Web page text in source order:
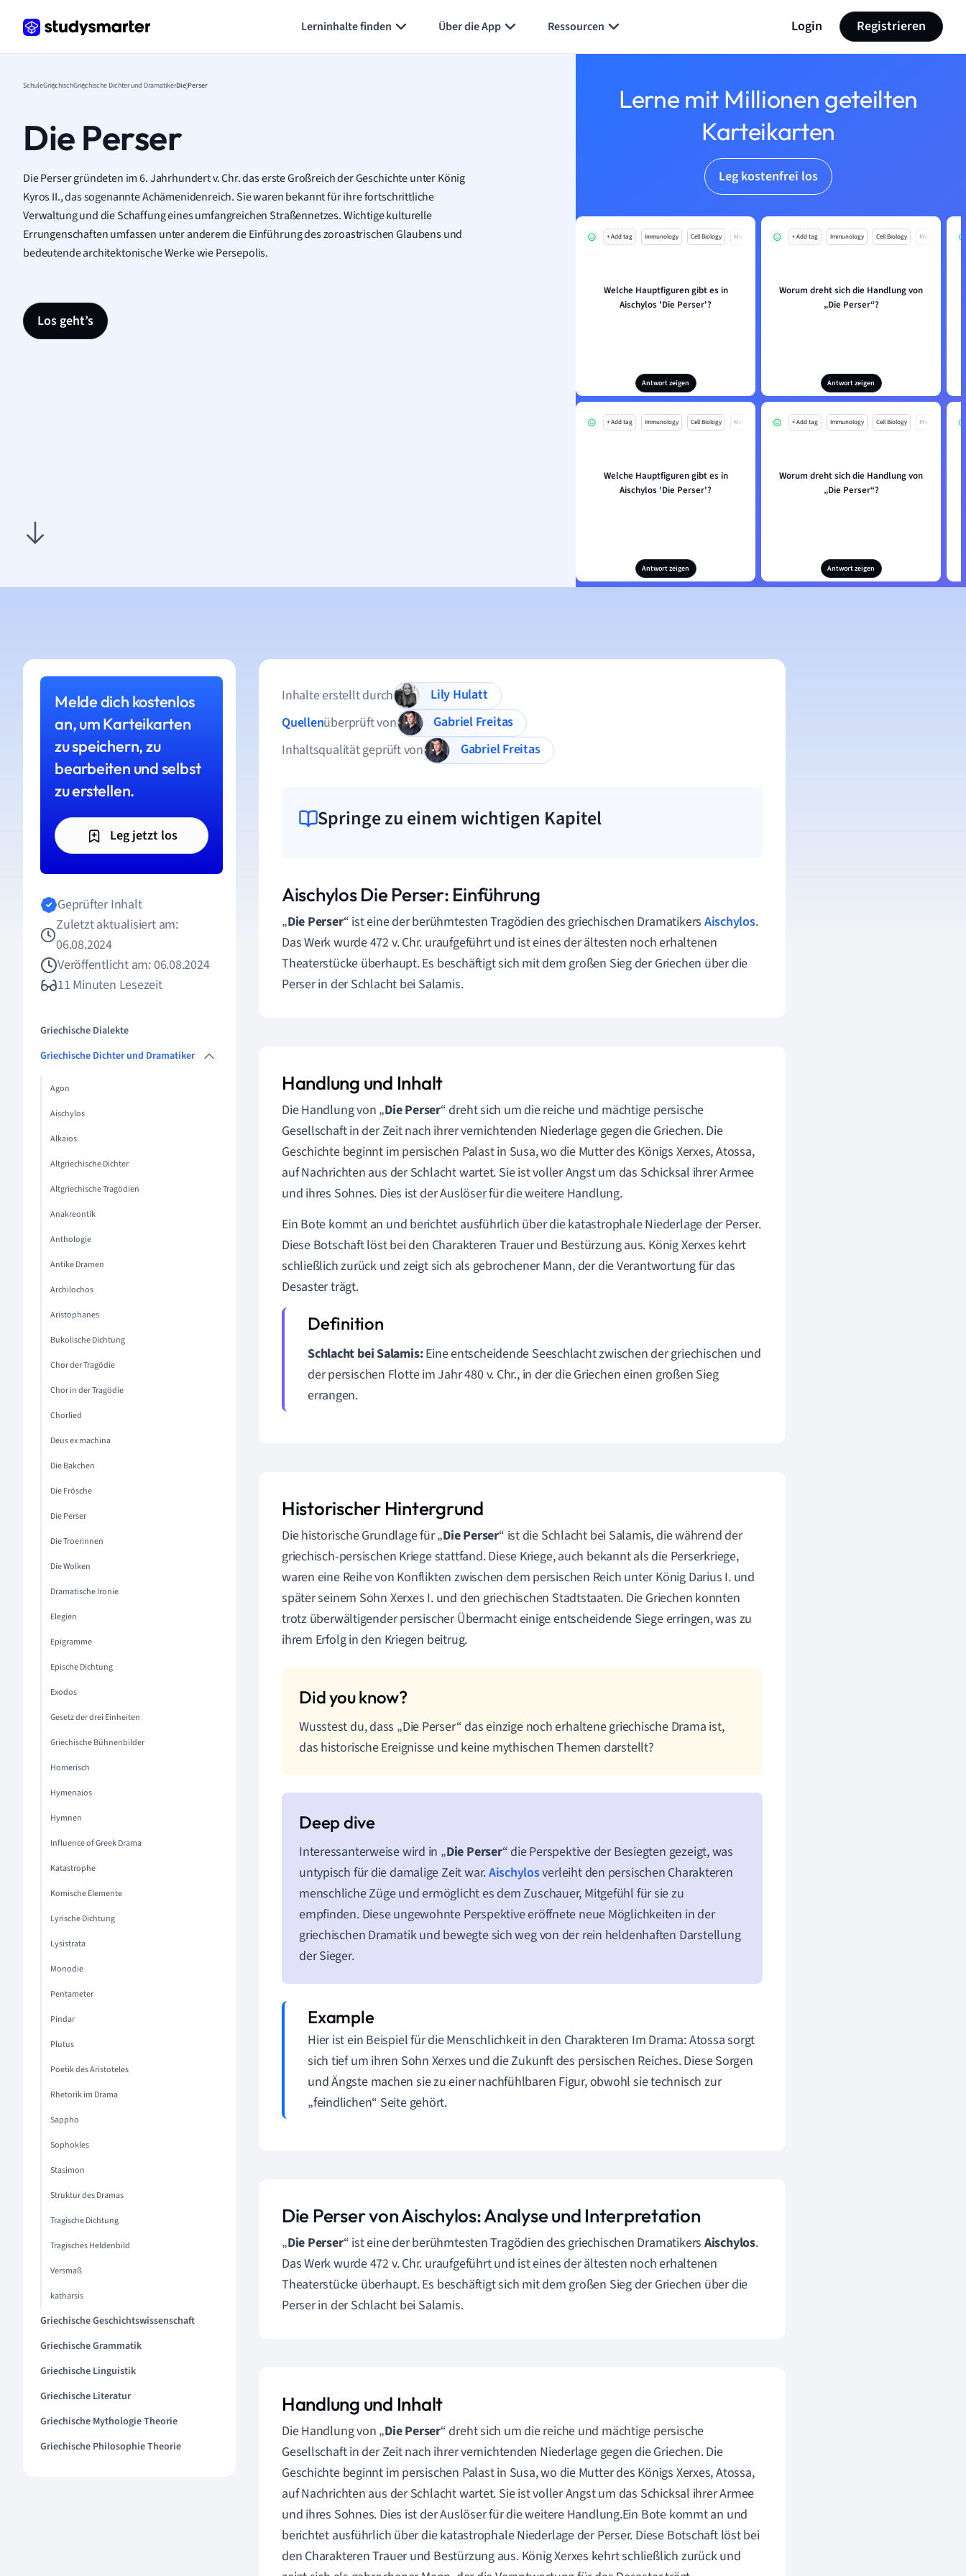
Lerninhalte finden Über die App Ressourcen Login Registrieren
SchuleGriechischGriechische Dichter und DramatikerDie Perser
Die Perser
Die Perser gründeten im 6. Jahrhundert v. Chr. das erste Großreich der Geschichte unter König
Kyros II., das sogenannte Achämenidenreich. Sie waren bekannt für ihre fortschrittliche
Verwaltung und die Schaffung eines umfangreichen Straßennetzes. Wichtige kulturelle
Errungenschaften umfassen unter anderem die Einführung des zoroastrischen Glaubens und
bedeutende architektonische Werke wie Persepolis.
Los geht’s
Lerne mit Millionen geteilten
Karteikarten
Leg kostenfrei los
+ Add tag Immunology Cell Biology Mo
Welche Hauptfiguren gibt es in
Aischylos 'Die Perser'?
Antwort zeigen
+ Add tag Immunology Cell Biology Mo
Worum dreht sich die Handlung von
„Die Perser“?
Antwort zeigen
+ Add tag Immunology Cell Biology Mo
Welche Hauptfiguren gibt es in
Aischylos 'Die Perser'?
Antwort zeigen
+ Add tag Immunology Cell Biology Mo
Worum dreht sich die Handlung von
„Die Perser“?
Antwort zeigen
Melde dich kostenlos
an, um Karteikarten
zu speichern, zu
bearbeiten und selbst
zu erstellen.
Leg jetzt los
Geprüfter Inhalt
Zuletzt aktualisiert am:
06.08.2024
Veröffentlicht am: 06.08.2024
11 Minuten Lesezeit
Griechische Dialekte
Griechische Dichter und Dramatiker
Agon
Aischylos
Alkaios
Altgriechische Dichter
Altgriechische Tragödien
Anakreontik
Anthologie
Antike Dramen
Archilochos
Aristophanes
Bukolische Dichtung
Chor der Tragödie
Chor in der Tragödie
Chorlied
Deus ex machina
Die Bakchen
Die Frösche
Die Perser
Die Troerinnen
Die Wolken
Dramatische Ironie
Elegien
Epigramme
Epische Dichtung
Exodos
Gesetz der drei Einheiten
Griechische Bühnenbilder
Homerisch
Hymenaios
Hymnen
Influence of Greek Drama
Katastrophe
Komische Elemente
Lyrische Dichtung
Lysistrata
Monodie
Pentameter
Pindar
Plutus
Poetik des Aristoteles
Rhetorik im Drama
Sappho
Sophokles
Stasimon
Struktur des Dramas
Tragische Dichtung
Tragisches Heldenbild
Versmaß
katharsis
Griechische Geschichtswissenschaft
Griechische Grammatik
Griechische Linguistik
Griechische Literatur
Griechische Mythologie Theorie
Griechische Philosophie Theorie
Inhalte erstellt durch
Lily Hulatt
Quellenüberprüft von
Gabriel Freitas
Inhaltsqualität geprüft von
Gabriel Freitas
Springe zu einem wichtigen Kapitel
Aischylos Die Perser: Einführung
„Die Perser“ ist eine der berühmtesten Tragödien des griechischen Dramatikers Aischylos.
Das Werk wurde 472 v. Chr. uraufgeführt und ist eines der ältesten noch erhaltenen
Theaterstücke überhaupt. Es beschäftigt sich mit dem großen Sieg der Griechen über die
Perser in der Schlacht bei Salamis.
Handlung und Inhalt
Die Handlung von „Die Perser“ dreht sich um die reiche und mächtige persische
Gesellschaft in der Zeit nach ihrer vernichtenden Niederlage gegen die Griechen. Die
Geschichte beginnt im persischen Palast in Susa, wo die Mutter des Königs Xerxes, Atossa,
auf Nachrichten aus der Schlacht wartet. Sie ist voller Angst um das Schicksal ihrer Armee
und ihres Sohnes. Dies ist der Auslöser für die weitere Handlung.
Ein Bote kommt an und berichtet ausführlich über die katastrophale Niederlage der Perser.
Diese Botschaft löst bei den Charakteren Trauer und Bestürzung aus. König Xerxes kehrt
schließlich zurück und zeigt sich als gebrochener Mann, der die Verantwortung für das
Desaster trägt.
Schlacht bei Salamis:Eine entscheidende Seeschlacht zwischen der griechischen und
der persischen Flotte im Jahr 480 v. Chr., in der die Griechen einen großen Sieg
errangen.
Historischer Hintergrund
Die historische Grundlage für „Die Perser“ ist die Schlacht bei Salamis, die während der
griechisch-persischen Kriege stattfand. Diese Kriege, auch bekannt als die Perserkriege,
waren eine Reihe von Konflikten zwischen dem persischen Reich unter König Darius I. und
später seinem Sohn Xerxes I. und den griechischen Stadtstaaten. Die Griechen konnten
trotz überwältigender persischer Übermacht einige entscheidende Siege erringen, was zu
ihrem Erfolg in den Kriegen beitrug.
Wusstest du, dass „Die Perser“ das einzige noch erhaltene griechische Drama ist,
das historische Ereignisse und keine mythischen Themen darstellt?
Interessanterweise wird in „Die Perser“ die Perspektive der Besiegten gezeigt, was
untypisch für die damalige Zeit war.Aischylosverleiht den persischen Charakteren
menschliche Züge und ermöglicht es dem Zuschauer, Mitgefühl für sie zu
empfinden. Diese ungewohnte Perspektive eröffnete neue Möglichkeiten in der
griechischen Dramatik und bewegte sich weg von der rein heldenhaften Darstellung
der Sieger.
Hier ist ein Beispiel für die Menschlichkeit in den Charakteren Im Drama: Atossa sorgt
sich tief um ihren Sohn Xerxes und die Zukunft des persischen Reiches. Diese Sorgen
und Ängste machen sie zu einer nachfühlbaren Figur, obwohl sie technisch zur
„feindlichen“ Seite gehört.
Die Perser von Aischylos: Analyse und Interpretation
„Die Perser“ ist eine der berühmtesten Tragödien des griechischen Dramatikers Aischylos.
Das Werk wurde 472 v. Chr. uraufgeführt und ist eines der ältesten noch erhaltenen
Theaterstücke überhaupt. Es beschäftigt sich mit dem großen Sieg der Griechen über die
Perser in der Schlacht bei Salamis.
Handlung und Inhalt
Die Handlung von „Die Perser“ dreht sich um die reiche und mächtige persische
Gesellschaft in der Zeit nach ihrer vernichtenden Niederlage gegen die Griechen. Die
Geschichte beginnt im persischen Palast in Susa, wo die Mutter des Königs Xerxes, Atossa,
auf Nachrichten aus der Schlacht wartet. Sie ist voller Angst um das Schicksal ihrer Armee
und ihres Sohnes. Dies ist der Auslöser für die weitere Handlung.Ein Bote kommt an und
berichtet ausführlich über die katastrophale Niederlage der Perser. Diese Botschaft löst bei
den Charakteren Trauer und Bestürzung aus. König Xerxes kehrt schließlich zurück und